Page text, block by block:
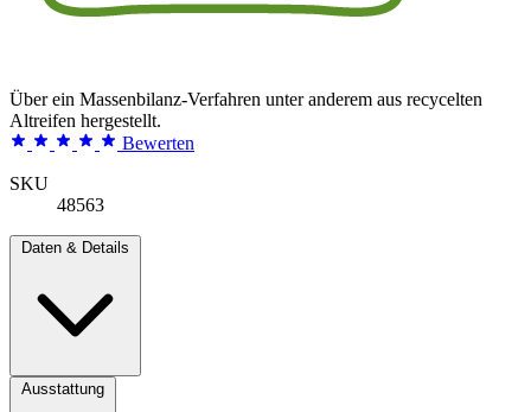
Über ein Massenbilanz-Verfahren unter anderem aus recycelten
Altreifen hergestellt.
Bewerten
SKU
48563
Daten & Details
Ausstattung